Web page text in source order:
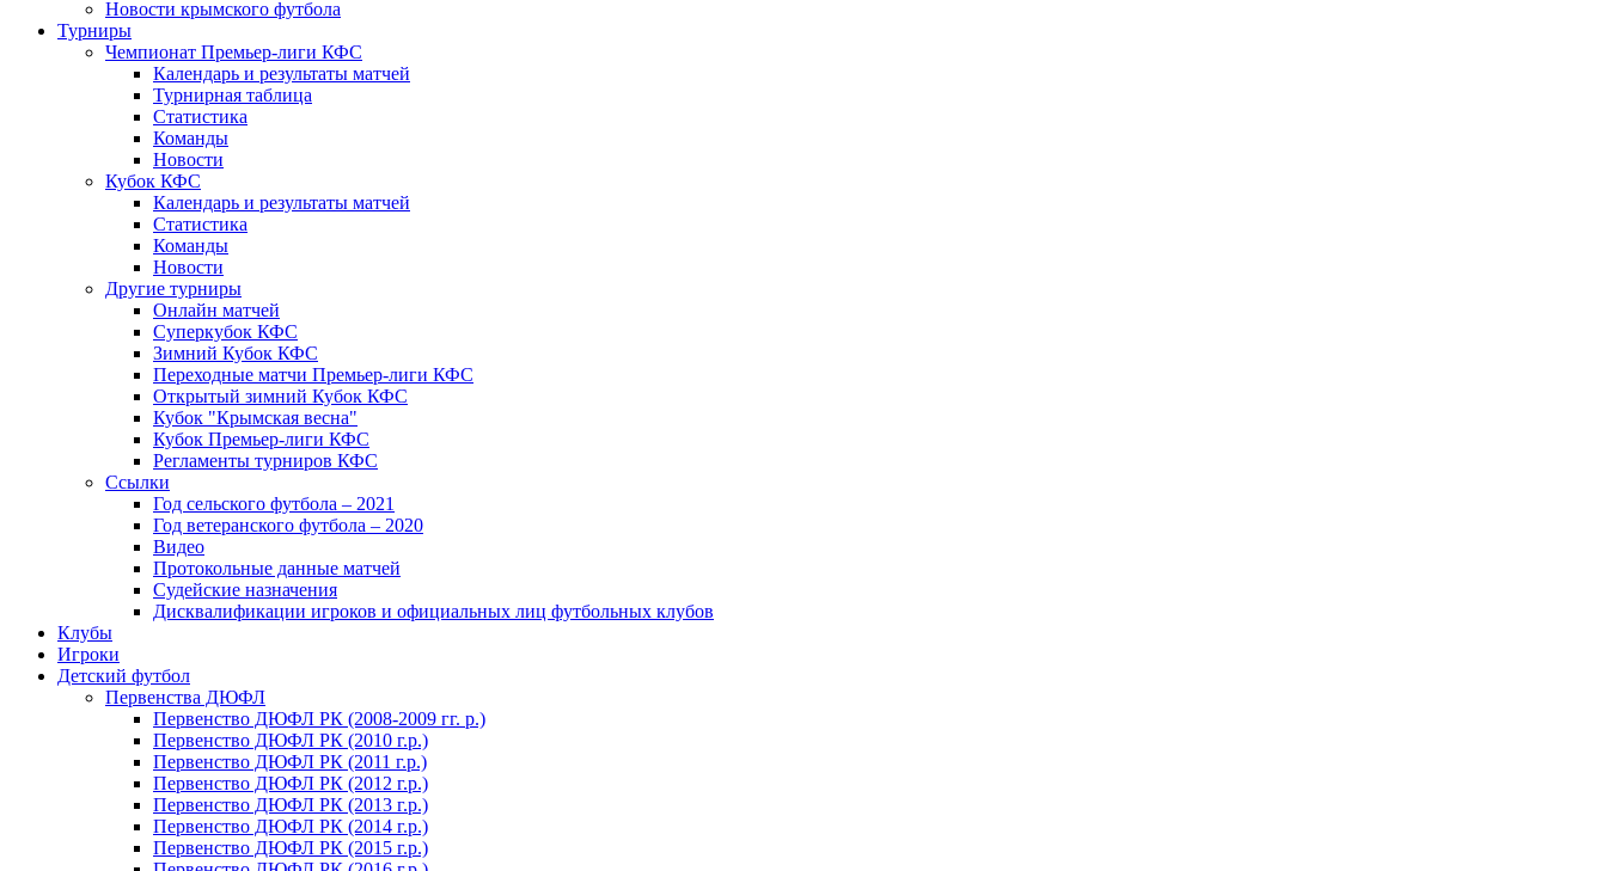
Новости крымского футбола
Турниры
Чемпионат Премьер-лиги КФС
Календарь и результаты матчей
Турнирная таблица
Статистика
Команды
Новости
Кубок КФС
Календарь и результаты матчей
Статистика
Команды
Новости
Другие турниры
Онлайн матчей
Суперкубок КФС
Зимний Кубок КФС
Переходные матчи Премьер-лиги КФС
Открытый зимний Кубок КФС
Кубок "Крымская весна"
Кубок Премьер-лиги КФС
Регламенты турниров КФС
Ссылки
Год сельского футбола – 2021
Год ветеранского футбола – 2020
Видео
Протокольные данные матчей
Судейские назначения
Дисквалификации игроков и официальных лиц футбольных клубов
Клубы
Игроки
Детский футбол
Первенства ДЮФЛ
Первенство ДЮФЛ РК (2008-2009 гг. р.)
Первенство ДЮФЛ РК (2010 г.р.)
Первенство ДЮФЛ РК (2011 г.р.)
Первенство ДЮФЛ РК (2012 г.р.)
Первенство ДЮФЛ РК (2013 г.р.)
Первенство ДЮФЛ РК (2014 г.р.)
Первенство ДЮФЛ РК (2015 г.р.)